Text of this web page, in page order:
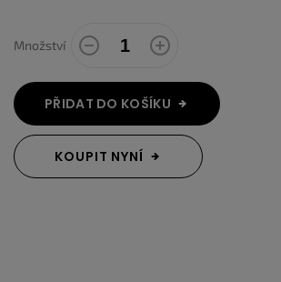
Množství
PŘIDAT DO KOŠÍKU
KOUPIT NYNÍ